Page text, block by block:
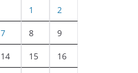
1 2
7 8 9
14 15 16